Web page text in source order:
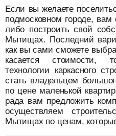
Если вы желаете
подмосковном городе,
либо построить свой
Мытищах. Последний
как вы сами сможете
касается стоимости,
технологии каркасного
стать владельцем
по цене маленькой
рада вам предложить
осуществляем
Мытищах по ценам,